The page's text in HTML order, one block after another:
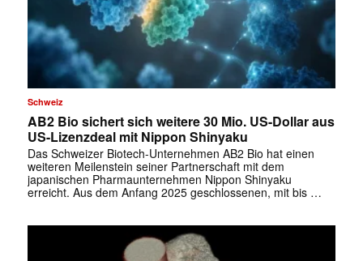
Schweiz
AB2 Bio sichert sich weitere 30 Mio. US-Dollar aus
US-Lizenzdeal mit Nippon Shinyaku
Das Schweizer Biotech-Unternehmen AB2 Bio hat einen
weiteren Meilenstein seiner Partnerschaft mit dem
japanischen Pharmaunternehmen Nippon Shinyaku
erreicht. Aus dem Anfang 2025 geschlossenen, mit bis …